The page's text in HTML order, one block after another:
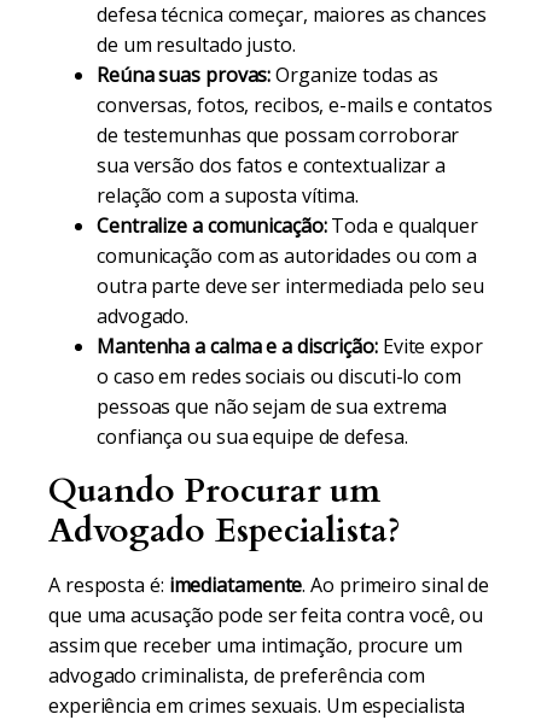
defesa técnica começar, maiores as chances
de um resultado justo.
Reúna suas provas:Organize todas as
conversas, fotos, recibos, e-mails e contatos
de testemunhas que possam corroborar
sua versão dos fatos e contextualizar a
relação com a suposta vítima.
Centralize a comunicação:Toda e qualquer
comunicação com as autoridades ou com a
outra parte deve ser intermediada pelo seu
advogado.
Mantenha a calma e a discrição:Evite expor
o caso em redes sociais ou discuti-lo com
pessoas que não sejam de sua extrema
confiança ou sua equipe de defesa.
Quando Procurar um
Advogado Especialista?
A resposta é: imediatamente. Ao primeiro sinal de
que uma acusação pode ser feita contra você, ou
assim que receber uma intimação, procure um
advogado criminalista, de preferência com
experiência em crimes sexuais. Um especialista